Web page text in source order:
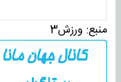
منبع: ورزش3